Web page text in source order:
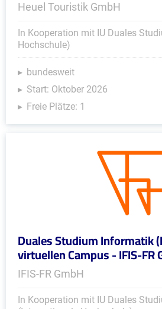
Heuel Touristik GmbH
In Kooperation mit IU Duales
Hochschule)
bundesweit
Start: Oktober 2026
Freie Plätze: 1
Duales Studium Informatik
virtuellen Campus - IFIS-FR
IFIS-FR GmbH
In Kooperation mit IU Duales